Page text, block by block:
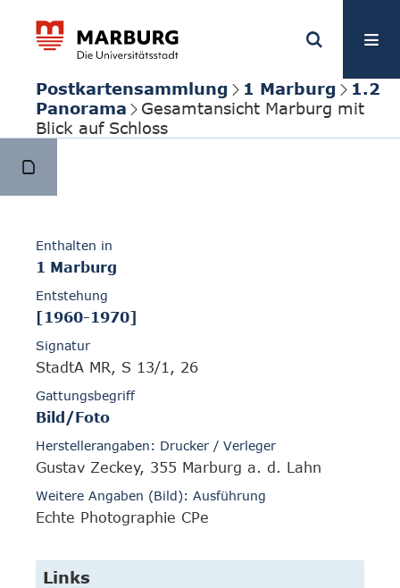
Postkartensammlung 1 Marburg
1.2
Panorama
Gesamtansicht Marburg mit
Blick auf Schloss
Enthalten in
1 Marburg
Entstehung
[1960-1970]
Signatur
StadtA MR, S 13/1, 26
Gattungsbegriff
Bild/Foto
Herstellerangaben: Drucker / Verleger
Gustav Zeckey, 355 Marburg a. d. Lahn
Weitere Angaben (Bild): Ausführung
Echte Photographie CPe
Links